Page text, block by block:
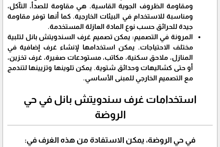
ومقاومة الظروف الجوية القاسية. هي مقاومة للصدأ، التآكل،
ومناسبة للاستخدام في البيئات الخارجية. كما أنها توفر مقاومة
جيدة للحرائق حسب نوع المادة العازلة المستخدمة.
​المرونة في التصميم: يمكن تصميم غرف السندويتش بانل لتلبية
مختلف الاحتياجات. يمكن استخدامها لإنشاء غرف إضافية في
المنازل، ملاحق سكنية، مكاتب، مستودعات صغيرة، غرف تخزين،
أو حتى كشاليهات وحدائق شتوية. يمكن تلوينها وتزيينها لتندمج
مع التصميم الخارجي للمبنى الأساسي.
​استخدامات غرف سندويتش بانل في حي
الروضة
​في حي الروضة، يمكن الاستفادة من هذه الغرف في: